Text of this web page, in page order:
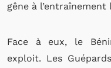
gêne à
Face à eux, le
exploit. Les